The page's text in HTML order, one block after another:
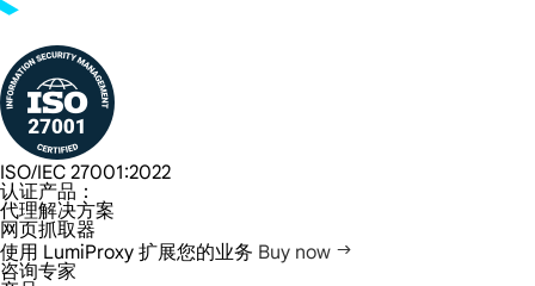
ISO/IEC 27001:2022
认证产品：
代理解决方案
网页抓取器
使用 LumiProxy 扩展您的业务 Buy now
咨询专家